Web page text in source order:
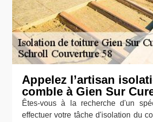
Appelez l’artisan
comble à Gien Sur
Êtes-vous à la recherche d'un
effectuer votre tâche d'isolation du